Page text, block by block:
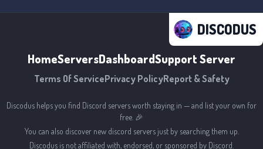
DISCODUS
HomeServersDashboardSupport Server
Terms Of ServicePrivacy PolicyReport & Safety
Discodus helps you find Discord servers worth staying in — and list your own for
free. 🎉
You can also discover new discord servers just by searching them up.
Discodus is not affiliated with, endorsed, or sponsored by Discord.